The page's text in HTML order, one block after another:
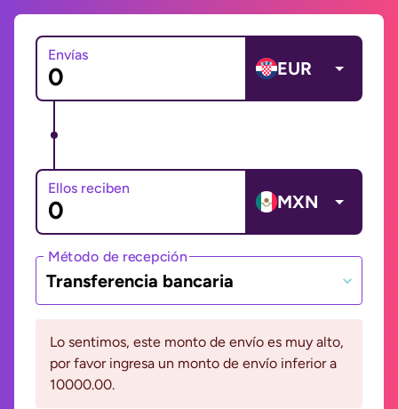
Envías
EUR
Ellos reciben
MXN
Método de recepción
Transferencia bancaria
Lo sentimos, este monto de envío es muy alto,
por favor ingresa un monto de envío inferior a
10000.00.